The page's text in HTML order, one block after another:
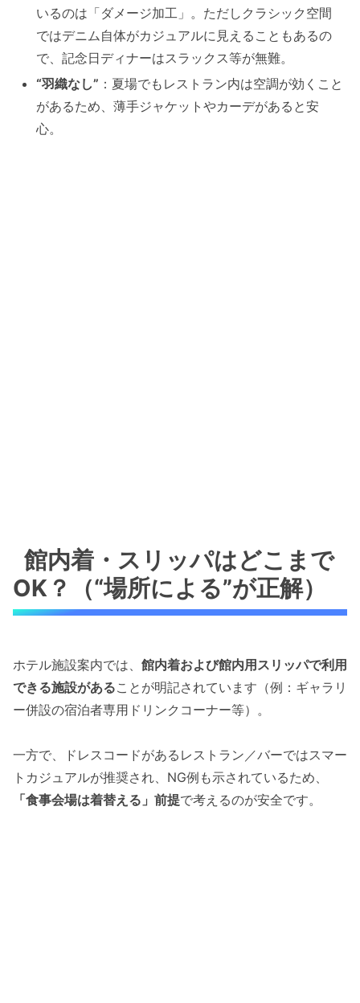
いるのは「ダメージ加工」。ただしクラシック空間
ではデニム自体がカジュアルに見えることもあるの
で、記念日ディナーはスラックス等が無難。
“羽織なし” ：夏場でもレストラン内は空調が効くこと
があるため、薄手ジャケットやカーデがあると安
心。
館内着・スリッパはどこまで
OK？（“場所による”が正解）
ホテル施設案内では、 館内着および館内用スリッパで利用
できる施設があることが明記されています（例：ギャラリ
ー併設の宿泊者専用ドリンクコーナー等）。
一方で、ドレスコードがあるレストラン／バーではスマー
トカジュアルが推奨され、NG例も示されているため、
「食事会場は着替える」前提で考えるのが安全です。